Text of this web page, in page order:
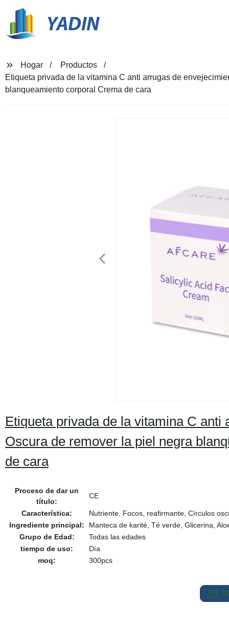
YADIN
Hogar
Productos
Etiqueta privada de la vitamina C anti arrugas de
blanqueamiento corporal Crema de cara
Etiqueta privada de la vitamina C
Oscura de remover la piel negra
de cara
Proceso de dar un
título:
CE
Característica:
Nutriente, Focos, reafirmante, Círculos
Ingrediente principal:
Manteca de karité, Té verde, Glicerina,
Grupo de Edad:
Todas las edades
tiempo de uso:
Día
moq:
300pcs